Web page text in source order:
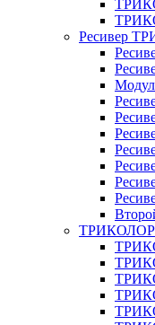
Ресивер
ТРИКОЛОР